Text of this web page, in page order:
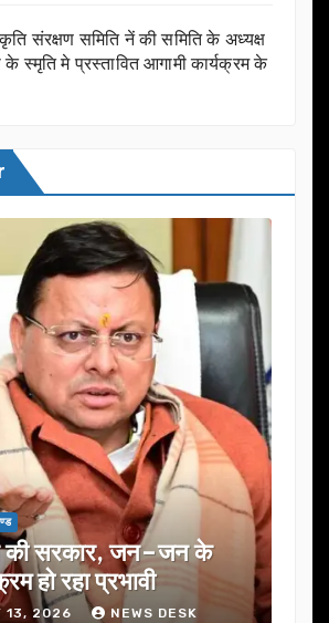
संरक्षण समिति नें की समिति के अध्यक्ष
के स्मृति मे प्रस्तावित आगामी कार्यक्रम के
जन–जन के
रहा प्रभावी
NEWS DESK
उत्तराखण्ड
यूजेवीएन
में कई अहम